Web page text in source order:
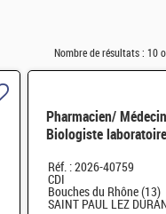
Nombre de résultats : 10
Pharmacien/ Médecin
Biologiste
Réf. : 2026-40759
CDI
Bouches du Rhône (13)
SAINT PAUL LEZ